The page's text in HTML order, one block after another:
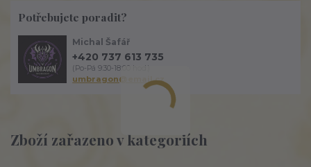
Zboží zařazeno v kategoriích
Potřebujete poradit?
Michal Šafář
+420 737 613 735
(Po-Pá 9:30-18:00 hod.)
umbragon@email.cz